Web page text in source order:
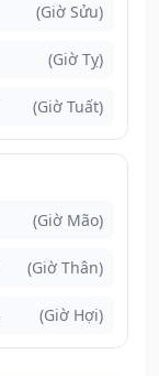
(Giờ Sửu)
(Giờ Tỵ)
(Giờ Tuất)
(Giờ Mão)
(Giờ Thân)
(Giờ Hợi)